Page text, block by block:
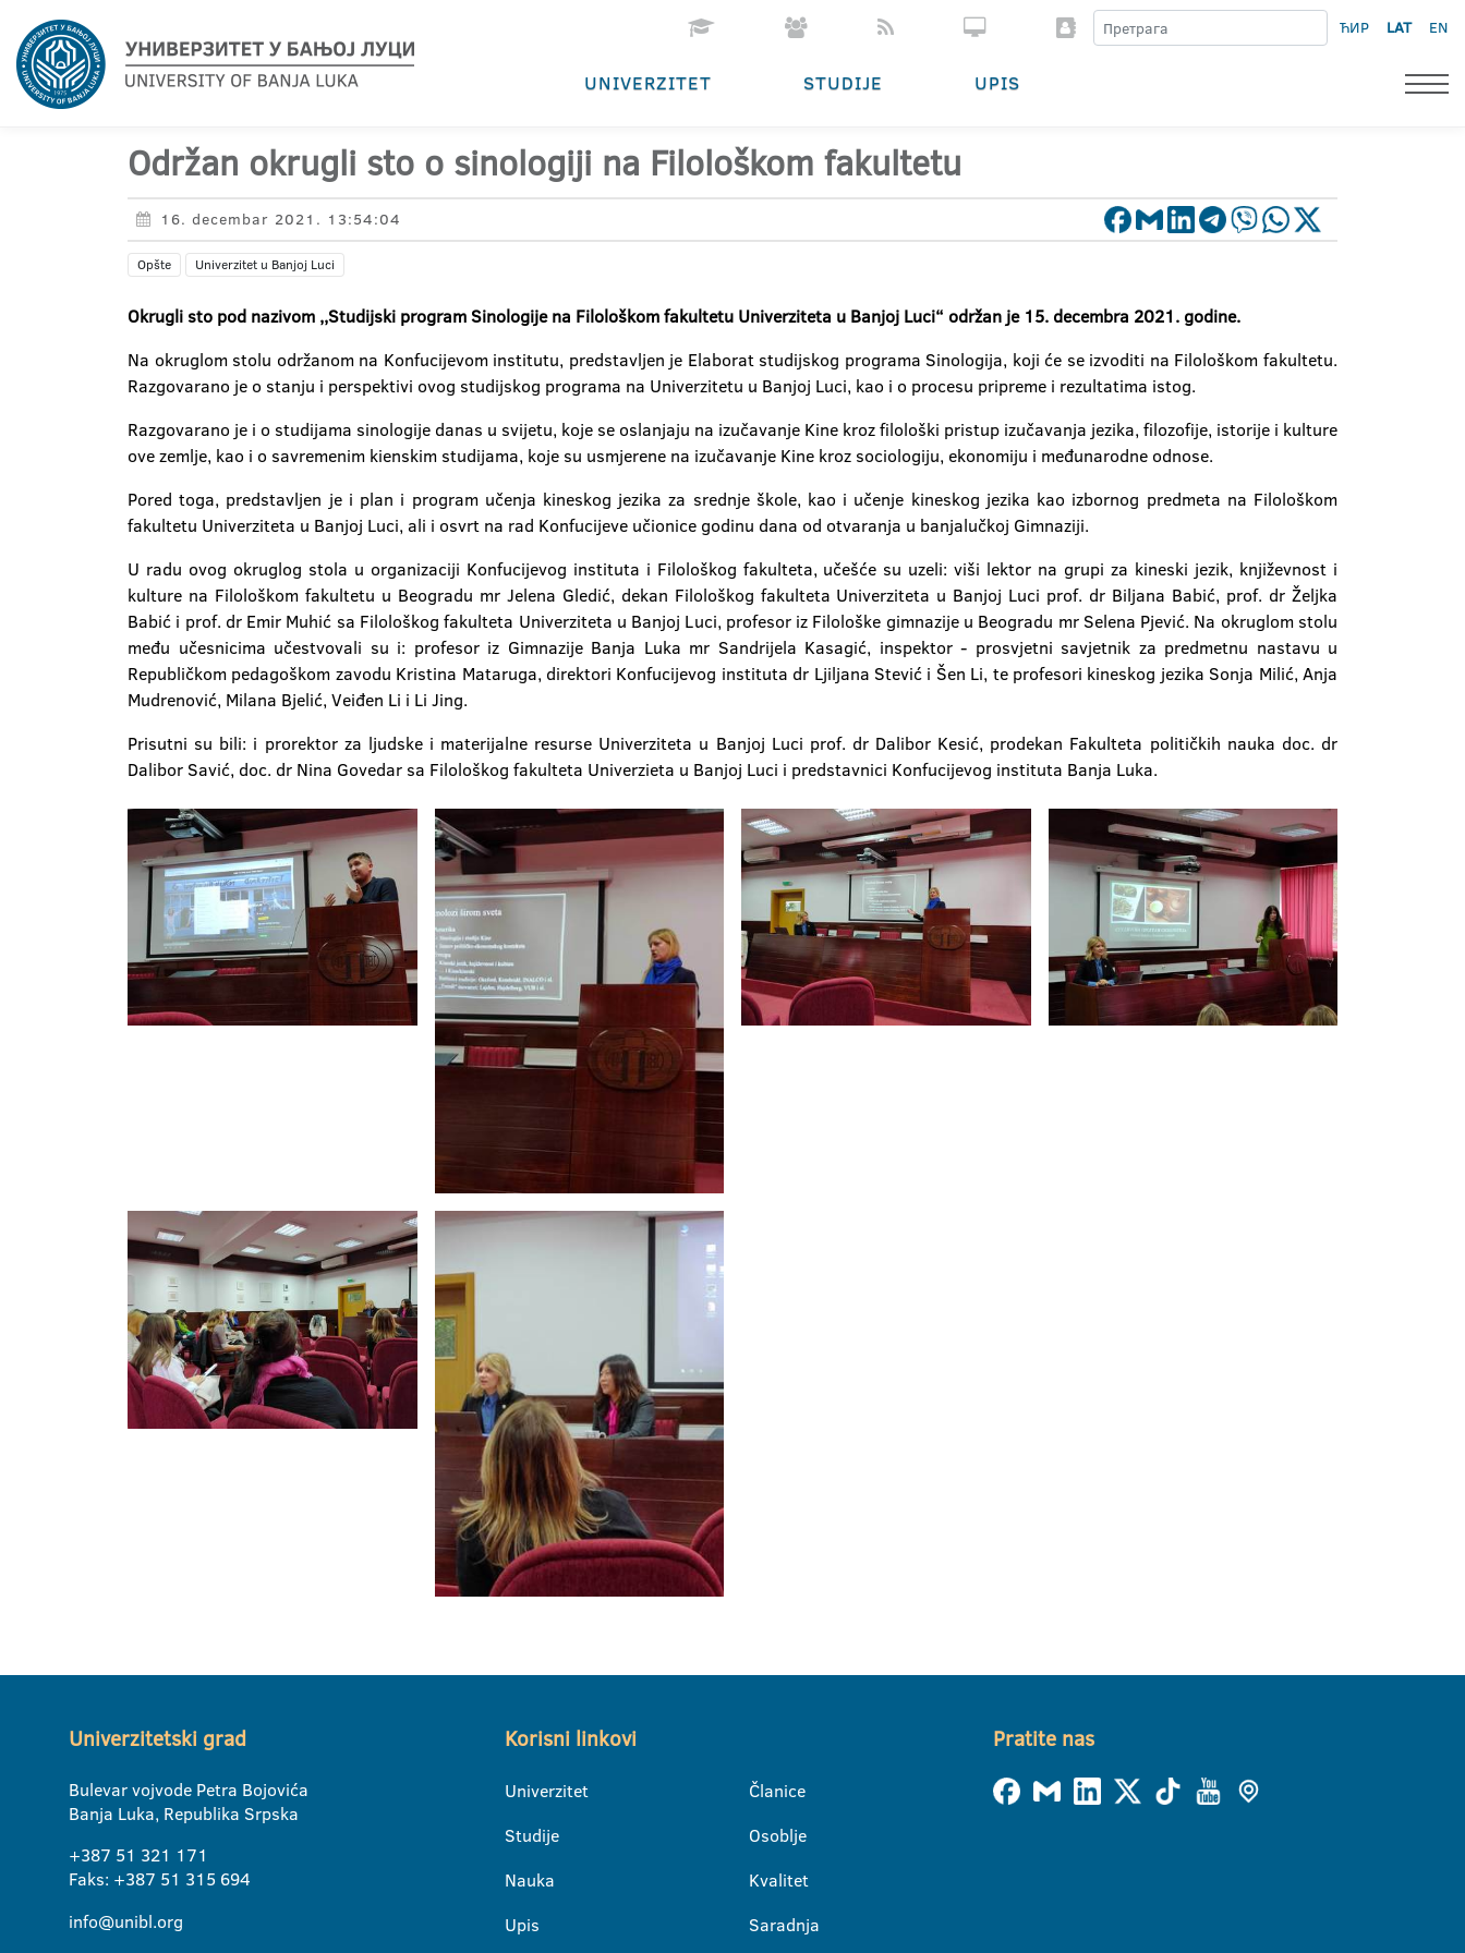
ЋИР LAT EN
UNIVERZITET STUDIJE UPIS
Održan okrugli sto o sinologiji na Filološkom fakultetu
16. decembar 2021. 13:54:04
Opšte Univerzitet u Banjoj Luci
Okrugli sto pod nazivom ,,Studijski program Sinologije na Filološkom fakultetu Univerziteta u Banjoj Luci“ održan je 15. decembra 2021. godine.
Na okruglom stolu održanom na Konfucijevom institutu, predstavljen je Elaborat studijskog programa Sinologija, koji će se izvoditi na Filološkom fakultetu.
Razgovarano je o stanju i perspektivi ovog studijskog programa na Univerzitetu u Banjoj Luci, kao i o procesu pripreme i rezultatima istog.
Razgovarano je i o studijama sinologije danas u svijetu, koje se oslanjaju na izučavanje Kine kroz filološki pristup izučavanja jezika, filozofije, istorije i kulture
ove zemlje, kao i o savremenim kienskim studijama, koje su usmjerene na izučavanje Kine kroz sociologiju, ekonomiju i međunarodne odnose.
Pored toga, predstavljen je i plan i program učenja kineskog jezika za srednje škole, kao i učenje kineskog jezika kao izbornog predmeta na Filološkom
fakultetu Univerziteta u Banjoj Luci, ali i osvrt na rad Konfucijeve učionice godinu dana od otvaranja u banjalučkoj Gimnaziji.
U radu ovog okruglog stola u organizaciji Konfucijevog instituta i Filološkog fakulteta, učešće su uzeli: viši lektor na grupi za kineski jezik, književnost i
kulture na Filološkom fakultetu u Beogradu mr Jelena Gledić, dekan Filološkog fakulteta Univerziteta u Banjoj Luci prof. dr Biljana Babić, prof. dr Željka
Babić i prof. dr Emir Muhić sa Filološkog fakulteta Univerziteta u Banjoj Luci, profesor iz Filološke gimnazije u Beogradu mr Selena Pjević. Na okruglom stolu
među učesnicima učestvovali su i: profesor iz Gimnazije Banja Luka mr Sandrijela Kasagić, inspektor - prosvjetni savjetnik za predmetnu nastavu u
Republičkom pedagoškom zavodu Kristina Mataruga, direktori Konfucijevog instituta dr Ljiljana Stević i Šen Li, te profesori kineskog jezika Sonja Milić, Anja
Mudrenović, Milana Bjelić, Veiđen Li i Li Jing.
Prisutni su bili: i prorektor za ljudske i materijalne resurse Univerziteta u Banjoj Luci prof. dr Dalibor Kesić, prodekan Fakulteta političkih nauka doc. dr
Dalibor Savić, doc. dr Nina Govedar sa Filološkog fakulteta Univerzieta u Banjoj Luci i predstavnici Konfucijevog instituta Banja Luka.
Univerzitetski grad
Bulevar vojvode Petra Bojovića
Banja Luka, Republika Srpska
+387 51 321 171
Faks: +387 51 315 694
info@unibl.org
Korisni linkovi
Univerzitet
Studije
Nauka
Upis
Članice
Osoblje
Kvalitet
Saradnja
Pratite nas